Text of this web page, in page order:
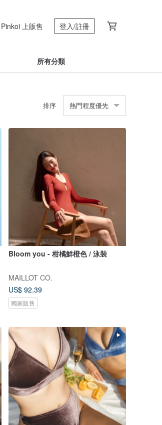
上販售 登入/註冊
所有分類
排序 熱門程度優先
Bloom you - 柑橘鮮橙色 / 泳裝
MAILLOT CO.
US$ 92.39
獨家販售